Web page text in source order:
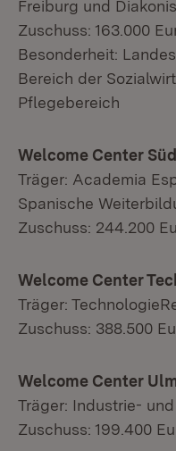
Freiburg und
Zuschuss: 163.000
Besonderheit:
Bereich der
Pflegebereich
Welcome Center
Träger: Academia
Spanische
Zuschuss: 244.200
Welcome Center
Träger:
Zuschuss: 388.500
Welcome Center
Träger: Industrie-
Zuschuss: 199.400